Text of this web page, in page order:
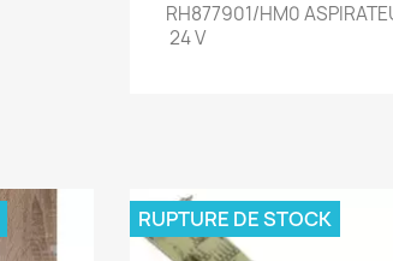
RH877901/HM0
24 V
RUPTURE DE STOCK